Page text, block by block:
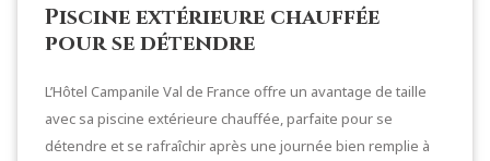
Piscine extérieure chauffée
pour se détendre
L’Hôtel Campanile Val de France offre un avantage de taille
avec sa piscine extérieure chauffée, parfaite pour se
détendre et se rafraîchir après une journée bien remplie à